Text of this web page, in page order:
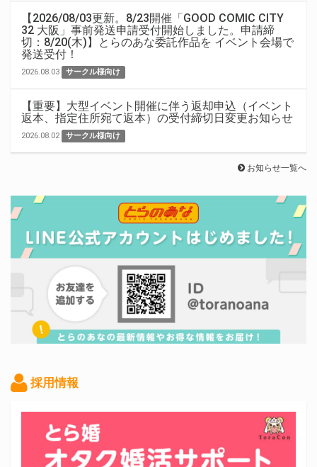
【2026/08/03更新。8/23開催「GOOD COMIC CITY
32 大阪」事前発送申請受付開始しました。申請締
切：8/20(木)】とらのあな委託作品を イベント会場で
発送受付！
2026.08.03 サークル様向け
【重要】大型イベント開催に伴う返却申込（イベント
返本、指定住所宛て返本）の受付締切日変更お知らせ
2026.08.02 サークル様向け
お知らせ一覧へ
採用情報